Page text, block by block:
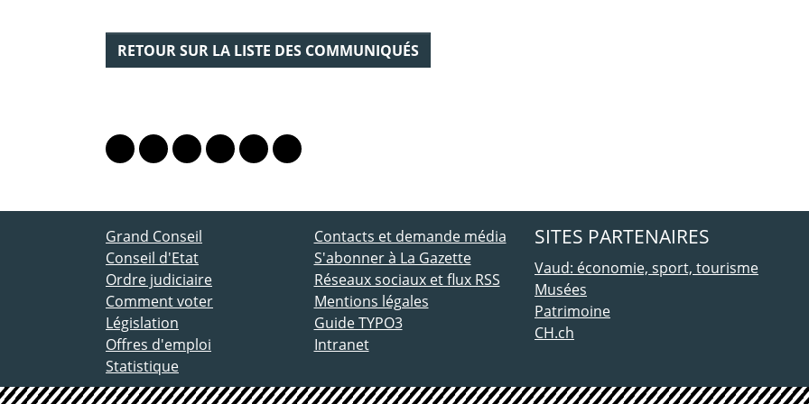
RETOUR SUR LA LISTE DES COMMUNIQUÉS
Lien vers le profil Mastodon
Lien vers le profil Bluesky
Lien vers le profil Instagram
Lien vers le profil Linkedin
Lien vers le profil Facebook
Lien vers le profil Twitter
ACCÈS DIRECT
Grand Conseil
Conseil d'Etat
Ordre judiciaire
Comment voter
Législation
Offres d'emploi
Statistique
Contacts et demande média
S'abonner à La Gazette
Réseaux sociaux et flux RSS
Mentions légales
Guide TYPO3
Intranet
SITES PARTENAIRES
Vaud: économie, sport, tourisme
Musées
Patrimoine
CH.ch